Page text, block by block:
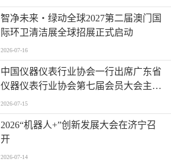
智净未来・绿动全球2027第二届澳门国
际环卫清洁展全球招展正式启动
2026-07-16
中国仪器仪表行业协会一行出席广东省
仪器仪表行业协会第七届会员大会主题
活动并进行走访交流
2026-07-15
2026“机器人+”创新发展大会在济宁召
开
2026-07-14